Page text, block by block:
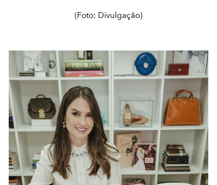
(Foto: Divulgação)